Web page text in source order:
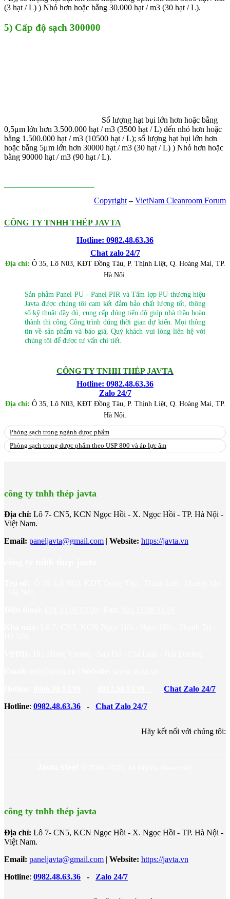
(3 hạt / L) ) Nhỏ hơn hoặc bằng 30.000 hạt / m3 (30 hạt / L).
5) Cấp độ sạch 300000
Số lượng hạt bụi lớn hơn hoặc bằng
0,5μm lớn hơn 3.500.000 hạt / m3 (3500 hạt / L) đến nhỏ hơn hoặc
bằng 1.500.000 hạt / m3 (10500 hạt / L); số lượng hạt bụi lớn hơn
hoặc bằng 5μm lớn hơn 30000 hạt / m3 (30 hạt / L) ) Nhỏ hơn hoặc
bằng 90000 hạt / m3 (90 hạt / L).
Copyright – VietNam Cleanroom Forum
CÔNG TY TNHH THÉP JAVTA
Hotline: 0982.48.63.36
Chat zalo 24/7
Địa chỉ: Ô 35, Lô N03, KĐT Đồng Tàu, P. Thịnh Liệt, Q. Hoàng Mai, TP.
Hà Nội.
Sản phẩm Panel PU - Panel PIR và Tấm lợp PU thương hiệu
Javta được chúng tôi cam kết đảm bảo chất lượng tốt, thông
số kỹ thuật đầy đủ, cung cấp đúng tiến độ giúp nhà thầu hoàn
thành thi công Công trình đúng thời gian dự kiến. Mọi thông
tin về sản phẩm và báo giá, Quý khách vui lòng liên hệ với
chúng tôi để được tư vấn chi tiết.
CÔNG TY TNHH THÉP JAVTA
Hotline: 0982.48.63.36
Zalo 24/7
Địa chỉ: Ô 35, Lô N03, KĐT Đồng Tàu, P. Thịnh Liệt, Q. Hoàng Mai, TP.
Hà Nội.
Phòng sạch trong ngành dược phẩm
Phòng sạch trong dược phẩm theo USP 800 và áp lực âm
công ty tnhh thép javta
Địa chỉ: Lô 7- CN5, KCN Ngọc Hồi - X. Ngọc Hồi - TP. Hà Nội -
Việt Nam.
Email: paneljavta@gmail.com | Website: https://javta.vn
Chat Zalo 24/7
Hotline: 0982.48.63.36 - Chat Zalo 24/7
Hãy kết nối với chúng tôi:
công ty tnhh thép javta
Địa chỉ: Lô 7- CN5, KCN Ngọc Hồi - X. Ngọc Hồi - TP. Hà Nội -
Việt Nam.
Email: paneljavta@gmail.com | Website: https://javta.vn
Hotline: 0982.48.63.36 - Zalo 24/7